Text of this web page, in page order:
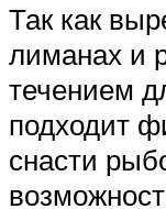
Так как
лиманах и
течением
подходит
снасти